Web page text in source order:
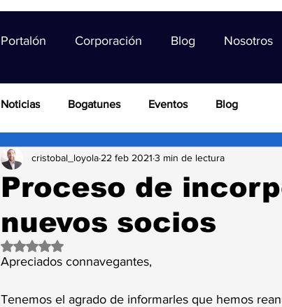
Portalón Corporación Blog Nosotros
Noticias Bogatunes Eventos Blog
Proceso de
nuevos socios
cristobal_loyola 22 feb 2021 3 min de lectura
Obtuvo NaN de 5 estrellas.
Apreciados connavegantes,
Tenemos el agrado de informarles que hemos